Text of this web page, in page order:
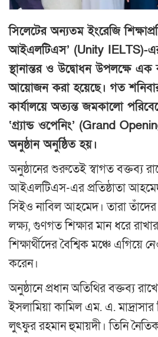
সিলেটের অন্যতম ইংরেজি
আইএলটিএস’ (Unity IELTS)-
স্থানান্তর ও উদ্বোধন উপলক্ষে এক
আয়োজন করা হয়েছে। গত শনিবার
কার্যালয়ে অত্যন্ত জমকালো
‘গ্র্যান্ড ওপেনিং’ (Grand
অনুষ্ঠান অনুষ্ঠিত হয়।
​অনুষ্ঠানের শুরুতেই স্বাগত বক্তব্য
আইএলটিএস-এর প্রতিষ্ঠাতা
সিইও নাবিল আহমেদ। তারা তাঁদের
লক্ষ্য, গুণগত শিক্ষার মান ধরে
শিক্ষার্থীদের বৈশ্বিক মঞ্চে এগিয়ে
করেন।
​অনুষ্ঠানে প্রধান অতিথির বক্তব্য
ইসলামিয়া কামিল এম. এ. মাদ্রাসার
লুৎফুর রহমান হুমায়দী। তিনি